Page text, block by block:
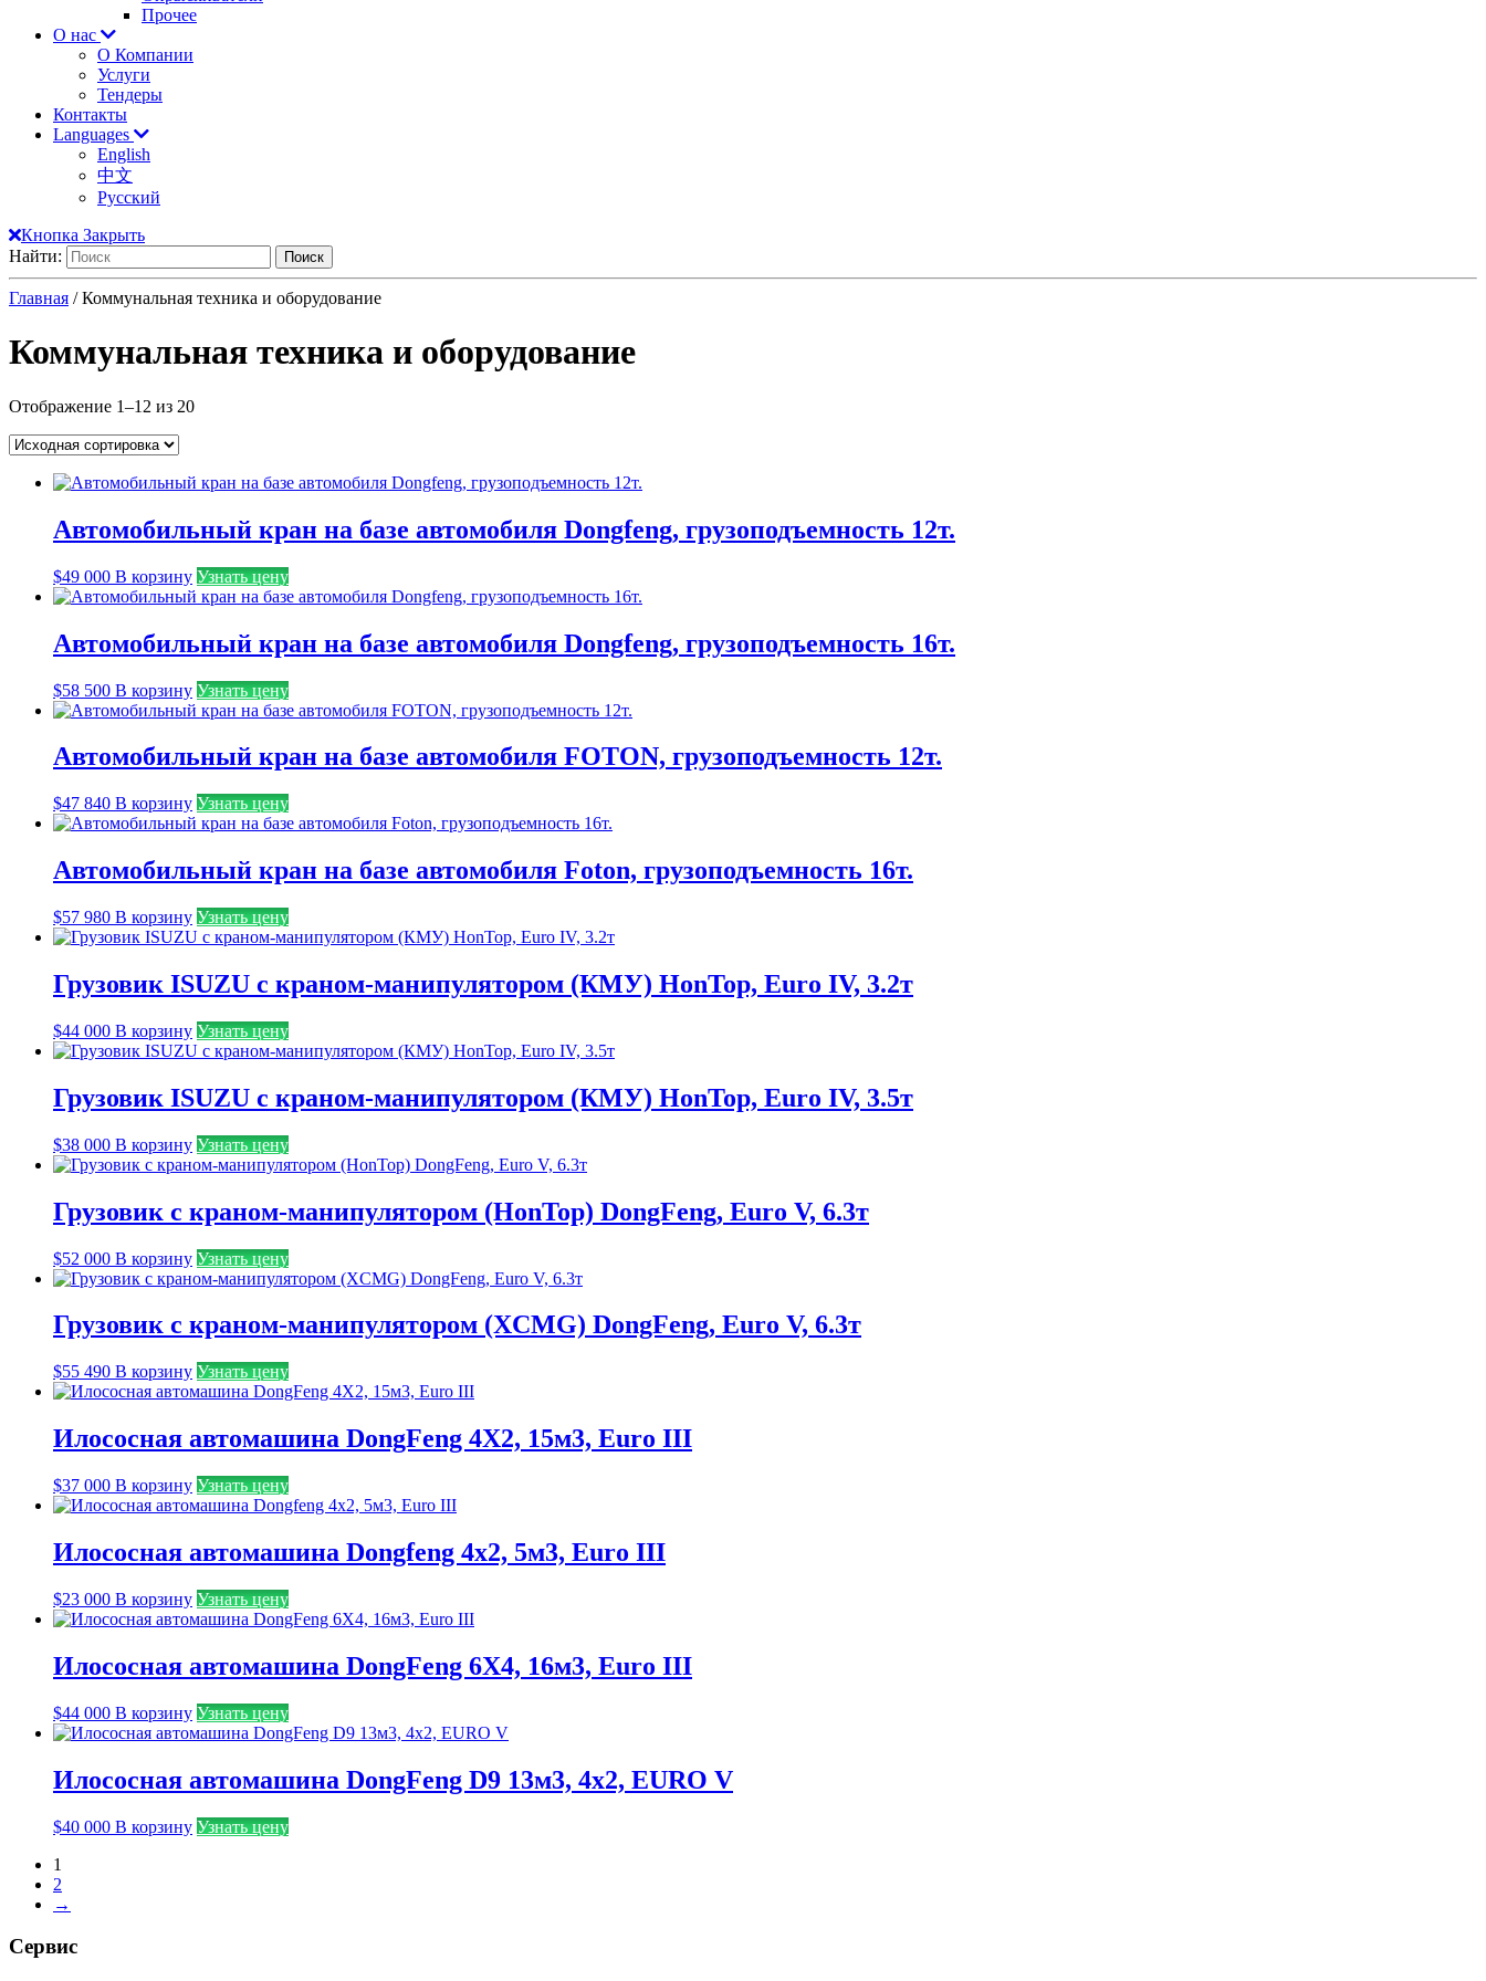
Прочее
О нас
О Компании
Услуги
Тендеры
Контакты
Languages
English
中文
Русский
Кнопка Закрыть
Найти:
Главная / Коммунальная техника и оборудование
Коммунальная техника и оборудование
Отображение 1–12 из 20
Автомобильный кран на базе автомобиля Dongfeng, грузоподъемность 12т.
$49 000 В корзину Узнать цену
Автомобильный кран на базе автомобиля Dongfeng, грузоподъемность 16т.
$58 500 В корзину Узнать цену
Автомобильный кран на базе автомобиля FOTON, грузоподъемность 12т.
$47 840 В корзину Узнать цену
Автомобильный кран на базе автомобиля Foton, грузоподъемность 16т.
$57 980 В корзину Узнать цену
Грузовик ISUZU с краном-манипулятором (КМУ) HonTop, Euro IV, 3.2т
$44 000 В корзину Узнать цену
Грузовик ISUZU с краном-манипулятором (КМУ) HonTop, Euro IV, 3.5т
$38 000 В корзину Узнать цену
Грузовик с краном-манипулятором (HonTop) DongFeng, Euro V, 6.3т
$52 000 В корзину Узнать цену
Грузовик с краном-манипулятором (XCMG) DongFeng, Euro V, 6.3т
$55 490 В корзину Узнать цену
Илососная автомашина DongFeng 4X2, 15м3, Euro III
$37 000 В корзину Узнать цену
Илососная автомашина Dongfeng 4х2, 5м3, Euro III
$23 000 В корзину Узнать цену
Илососная автомашина DongFeng 6X4, 16м3, Euro III
$44 000 В корзину Узнать цену
Илососная автомашина DongFeng D9 13м3, 4х2, EURO V
$40 000 В корзину Узнать цену
1
2
→
Сервис